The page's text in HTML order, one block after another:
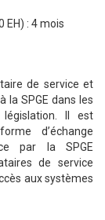
EH) : 4 mois
de service et
la SPGE dans les
Il est
d’échange
par la SPGE
de service
aux systèmes